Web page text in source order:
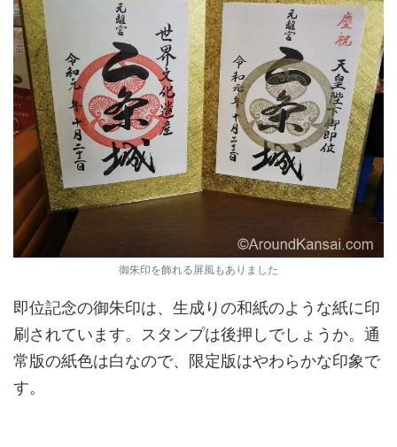
御朱印を飾れる屏風もありました
即位記念の御朱印は、生成りの和紙のような紙に印
刷されています。スタンプは後押しでしょうか。通
常版の紙色は白なので、限定版はやわらかな印象で
す。